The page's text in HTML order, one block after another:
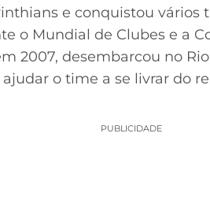
e conquistou vários
o Mundial de Clubes e a
2007, desembarcou no
o time a se livrar do
PUBLICIDADE